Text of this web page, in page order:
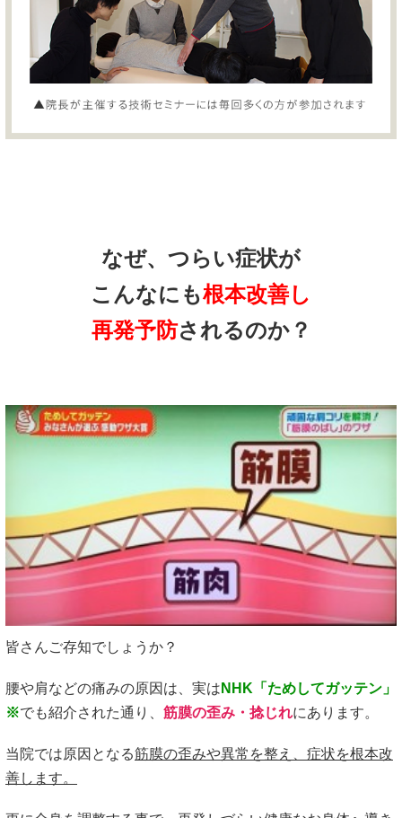
なぜ、つらい症状が
こんなにも根本改善し
再発予防されるのか？
皆さんご存知でしょうか？
腰や肩などの痛みの原因は、実は NHK「ためしてガッテン」
※でも紹介された通り、 筋膜の歪み・捻じれにあります。
当院では原因となる筋膜の歪みや異常を整え、症状を根本改
善します。